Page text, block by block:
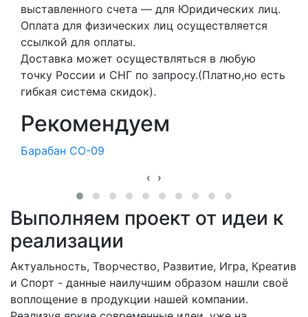
выставленного счета — для Юридических лиц.
Оплата для физических лиц осуществляется
ссылкой для оплаты.
Доставка может осуществляться в любую
точку России и СНГ по запросу.(Платно,но есть
гибкая система скидок).
Рекомендуем
Барабан СО-09
‹ ›
Выполняем проект от идеи к
реализации
Актуальность, Творчество, Развитие, Игра, Креатив
и Спорт - данные наилучшим образом нашли своё
воплощение в продукции нашей компании.